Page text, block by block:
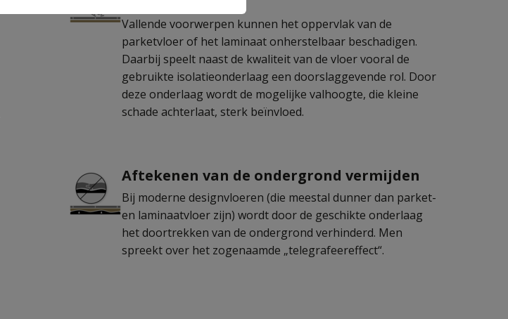
Vallende voorwerpen kunnen het oppervlak van de
parketvloer of het laminaat onherstelbaar beschadigen.
Daarbij speelt naast de kwaliteit van de vloer vooral de
gebruikte isolatieonderlaag een doorslaggevende rol. Door
deze onderlaag wordt de mogelijke valhoogte, die kleine
schade achterlaat, sterk beïnvloed.
Aftekenen van de ondergrond vermijden
Bij moderne designvloeren (die meestal dunner dan parket-
en laminaatvloer zijn) wordt door de geschikte onderlaag
het doortrekken van de ondergrond verhinderd. Men
spreekt over het zogenaamde „telegrafeereffect“.